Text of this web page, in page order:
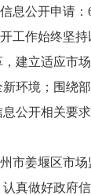
息公开申请：6
工作始终坚
建立适应市
环境；围绕
公开相关要
市姜堰区市
真做好政府